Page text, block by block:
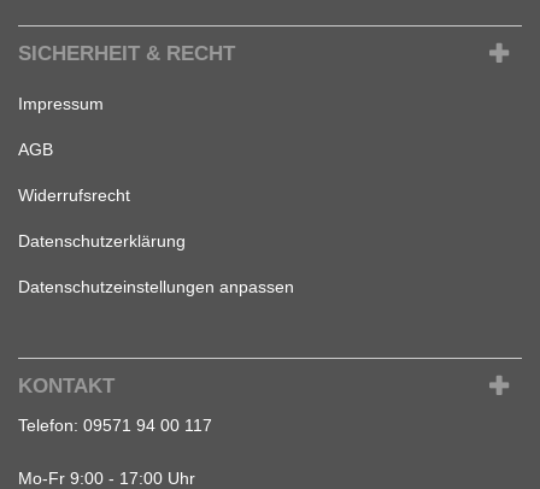
SICHERHEIT & RECHT
Impressum
AGB
Widerrufsrecht
Datenschutzerklärung
Datenschutzeinstellungen anpassen
KONTAKT
Telefon: 09571 94 00 117
Mo-Fr 9:00 - 17:00 Uhr